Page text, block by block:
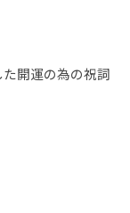
開運の為の祝詞